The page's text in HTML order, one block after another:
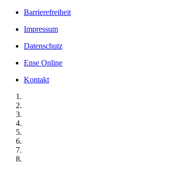
Barrierefreiheit
Impressum
Datenschutz
Ense Online
Kontakt